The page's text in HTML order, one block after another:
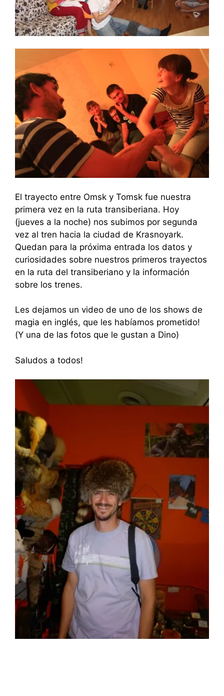
El trayecto entre Omsk y Tomsk fue nuestra
primera vez en la ruta transiberiana. Hoy
(jueves a la noche) nos subimos por segunda
vez al tren hacia la ciudad de Krasnoyark.
Quedan para la próxima entrada los datos y
curiosidades sobre nuestros primeros trayectos
en la ruta del transiberiano y la información
sobre los trenes.
Les dejamos un video de uno de los shows de
magia en inglés, que les habíamos prometido!
(Y una de las fotos que le gustan a Dino)
Saludos a todos!